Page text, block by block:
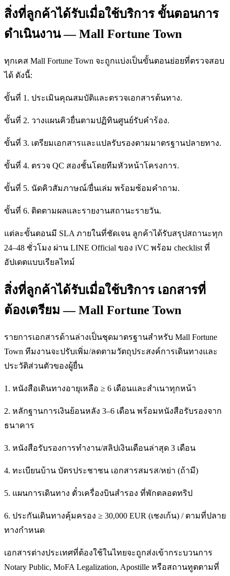
สิ่งที่ลูกค้าได้รับเมื่อใช้บริการ ขั้นตอนการ
ดำเนินงาน — Mall Fortune Town
ทุกเคส Mall Fortune Town จะถูกแบ่งเป็นขั้นตอนย่อยที่ตรวจสอบ
ได้ ดังนี้:
ขั้นที่ 1. ประเมินคุณสมบัติและตรวจเอกสารต้นทาง.
ขั้นที่ 2. วางแผนคิวยื่นตามปฏิทินศูนย์รับคำร้อง.
ขั้นที่ 3. เตรียมเอกสารและแปลรับรองตามมาตรฐานปลายทาง.
ขั้นที่ 4. ตรวจ QC สองชั้นโดยทีมหัวหน้าโครงการ.
ขั้นที่ 5. นัดคิวสัมภาษณ์/ยื่นเล่ม พร้อมซ้อมคำถาม.
ขั้นที่ 6. ติดตามผลและรายงานสถานะรายวัน.
แต่ละขั้นตอนมี SLA ภายในที่ชัดเจน ลูกค้าได้รับสรุปสถานะทุก
24–48 ชั่วโมง ผ่าน LINE Official ของ iVC พร้อม checklist ที่
อัปเดตแบบเรียลไทม์
สิ่งที่ลูกค้าได้รับเมื่อใช้บริการ เอกสารที่
ต้องเตรียม — Mall Fortune Town
รายการเอกสารด้านล่างเป็นชุดมาตรฐานสำหรับ Mall Fortune
Town ทีมงานจะปรับเพิ่ม/ลดตามวัตถุประสงค์การเดินทางและ
ประวัติส่วนตัวของผู้ยื่น
1. หนังสือเดินทางอายุเหลือ ≥ 6 เดือนและสำเนาทุกหน้า
2. หลักฐานการเงินย้อนหลัง 3–6 เดือน พร้อมหนังสือรับรองจาก
ธนาคาร
3. หนังสือรับรองการทำงาน/สลิปเงินเดือนล่าสุด 3 เดือน
4. ทะเบียนบ้าน บัตรประชาชน เอกสารสมรส/หย่า (ถ้ามี)
5. แผนการเดินทาง ตั๋วเครื่องบินสำรอง ที่พักตลอดทริป
6. ประกันเดินทางคุ้มครอง ≥ 30,000 EUR (เชงเก้น) / ตามที่ปลาย
ทางกำหนด
เอกสารต่างประเทศที่ต้องใช้ในไทยจะถูกส่งเข้ากระบวนการ
Notary Public, MoFA Legalization, Apostille หรือสถานทูตตามที่